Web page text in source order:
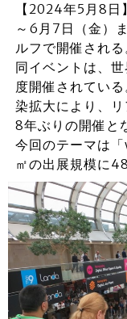
【2024年5月8
～6月7日（金）
ルフで開催される
同イベントは、
度開催されてい
染拡大により、
8年ぶりの開催と
今回のテーマは
㎡の出展規模に